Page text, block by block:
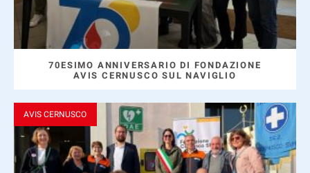
70ESIMO ANNIVERSARIO DI FONDAZIONE
AVIS CERNUSCO SUL NAVIGLIO
AVIS CERNUSCO